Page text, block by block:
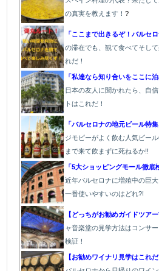
の真実を教えます！?
「ここまで出きるぞ！バルセ
の滞在でも、観て食べてそし
れだ！
「私達なら知り合いをここに泊
日本の友人に聞かれたら、自
トはこれだ！
「バルセロナの地元ビール特集
ジモピーがよく飲む人気ビー
まで来て飲まずに死ねるか!!
「5大ショッピングモール徹底
近年バルセロナに増殖中の巨
一番使いやすいのはどれ?!
【どっちがお勧めガイドツア
ャ音楽堂の見学方法はコンサ
検証！
【お勧めワイナリ見学はこれだ